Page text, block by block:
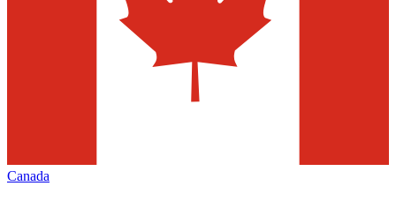
Canada